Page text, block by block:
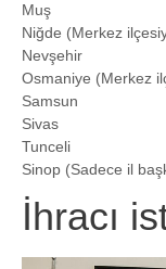
Muş
Niğde (Merkez
Nevşehir
Osmaniye (Merkez
Samsun
Sivas
Tunceli
Sinop (Sadece il
İhracı